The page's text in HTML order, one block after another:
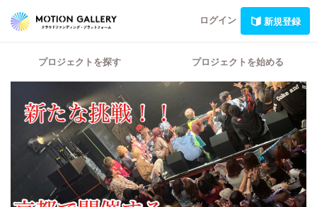
ログイン 新規登録
プロジェクトを探す プロジェクトを始める